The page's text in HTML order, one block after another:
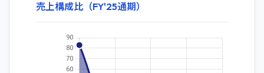
売上構成比（FY'25通期）